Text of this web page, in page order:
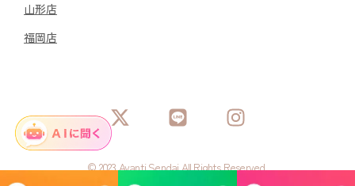
山形店
福岡店
© 2023 Avanti Sendai All Rights Reserved.